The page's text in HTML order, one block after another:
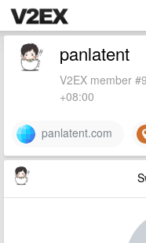
panlatent
V2EX member
+08:00
panlatent.com